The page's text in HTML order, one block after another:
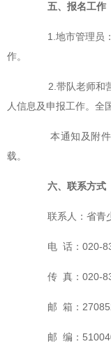
五、报名工作
1.地市管理员：
作。
2.带队老师和营
人信息及申报工作。全
本通知及附件
载。
六、联系方式
联系人：省青
电 话：020-
传 真：020-
邮 箱：
邮 编：